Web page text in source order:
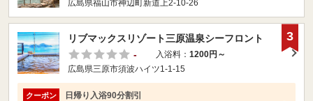
広島県福山市神辺町新道上2-10-26
リブマックスリゾート三原温泉シーフロント
-
入浴料： 1200円～
広島県三原市須波ハイツ1-1-15
クーポン 日帰り入浴90分割引
3